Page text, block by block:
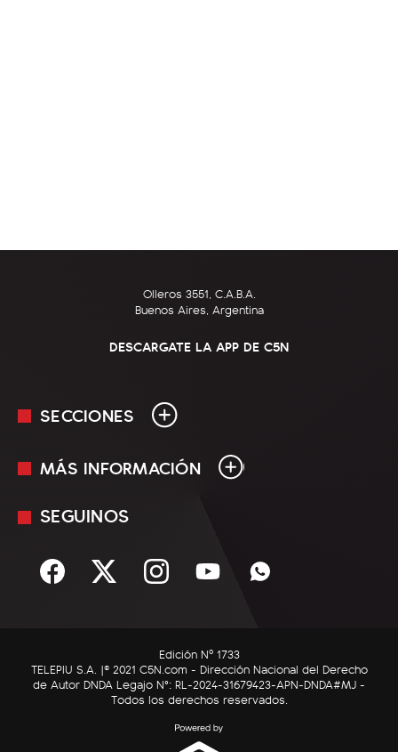
Olleros 3551, C.A.B.A.
Buenos Aires, Argentina
DESCARGATE LA APP DE C5N
SECCIONES
En Vivo
Sociedad
C5N Autos
RatingCero
MÁS INFORMACIÓN
Mediakit
Términos y condiciones
SEGUINOS
Edición Nº 1733
TELEPIU S.A. |© 2021 C5N.com - Dirección Nacional del Derecho
de Autor DNDA Legajo N°: RL-2024-31679423-APN-DNDA#MJ -
Todos los derechos reservados.